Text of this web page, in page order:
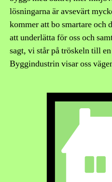
lösningarna är avsevärt
kommer att bo smartare och
att underlätta för oss och
sagt, vi står på tröskeln till
Byggindustrin visar oss